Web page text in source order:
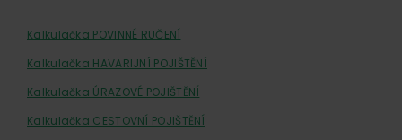
Kalkulačka POVINNÉ RUČENÍ
Kalkulačka HAVARIJNÍ POJIŠTĚNÍ
Kalkulačka ÚRAZOVÉ POJIŠTĚNÍ
Kalkulačka CESTOVNÍ POJIŠTĚNÍ